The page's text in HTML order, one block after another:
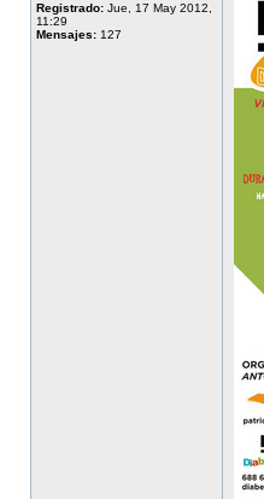
Registrado: Jue, 17 May 2012,
11:29
Mensajes: 127